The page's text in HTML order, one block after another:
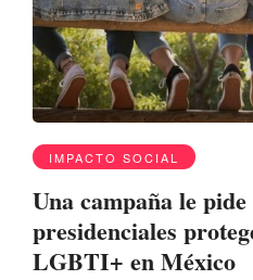
IMPACTO SOCIAL
Una campaña le
presidenciales
LGBTI+ en México